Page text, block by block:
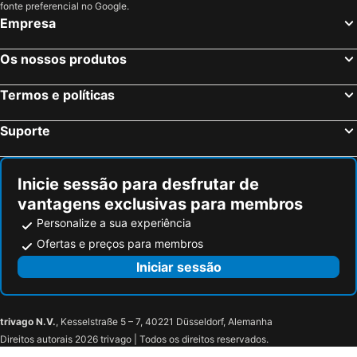
Mataria
El Daher
Obour City
Boulaq
Old Cairo
Mesquita Muhammed Ali
Azbakeya
El-Tagamu El Khames
Coptic Cairo
fonte preferencial no Google.
Empresa
Os nossos produtos
Termos e políticas
Suporte
Inicie sessão para desfrutar de
vantagens exclusivas para membros
Personalize a sua experiência
Ofertas e preços para membros
Iniciar sessão
trivago N.V., Kesselstraße 5 – 7, 40221 Düsseldorf, Alemanha
Direitos autorais 2026 trivago | Todos os direitos reservados.